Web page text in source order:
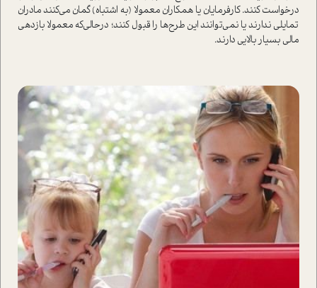
درخوا‌ست کنند. کارفرمایان یا همکاران معمولا (به اشتباه) گمان می‌کنند مادران
تمایلی ندارند یا نمی‌توانند این طرح‌ها را قبول کنند؛ در‌حالی‌که معمولا بازدهی
مالی بسیار بالایی دارند.